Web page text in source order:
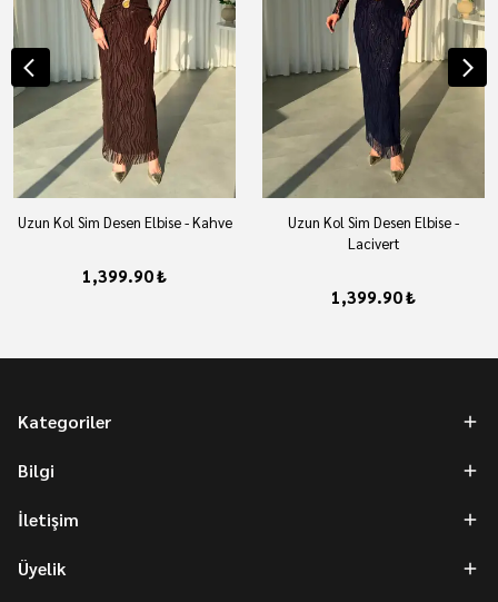
Uzun Kol Sim Desen Elbise - Kahve
1,399.90 ₺
Uzun Kol Sim Desen Elbise -
Lacivert
1,399.90 ₺
Kategoriler
Bilgi
İletişim
Üyelik